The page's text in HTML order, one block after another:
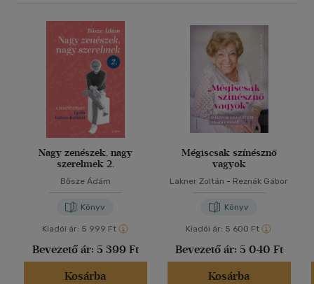
Nagy zenészek, nagy
szerelmek 2.
Bősze Ádám
Könyv
Kiadói ár: 5 999 Ft
Bevezető ár: 5 399 Ft
Kosárba
Mégiscsak színésznő
vagyok
Lakner Zoltán - Reznák Gábor
Könyv
Kiadói ár: 5 600 Ft
Bevezető ár: 5 040 Ft
Kosárba